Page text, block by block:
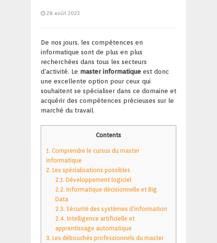
28 août 2023
De nos jours, les compétences en
informatique sont de plus en plus
recherchées dans tous les secteurs
d’activité. Le master informatique est donc
une excellente option pour ceux qui
souhaitent se spécialiser dans ce domaine et
acquérir des compétences précieuses sur le
marché du travail.
Contents
1. Comprendre le cursus du master
informatique
2. Les spécialisations possibles
2.1. Développement logiciel
2.2. Informatique décisionnelle et Big
Data
2.3. Sécurité des systèmes d’information
2.4. Intelligence artificielle et
apprentissage automatique
3. Les débouchés professionnels du master